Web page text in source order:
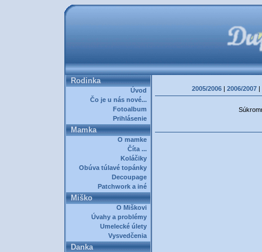
Rodinka
Úvod
Čo je u nás nové...
Fotoalbum
Prihlásenie
Mamka
O mamke
Číta ...
Koláčiky
Obúva túlavé topánky
Decoupage
Patchwork a iné
Miško
O Miškovi
Úvahy a problémy
Umelecké úlety
Vysvedčenia
Danka
2005/2006 | 2006/2007 |